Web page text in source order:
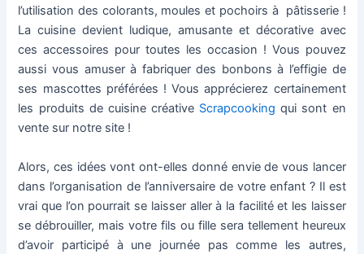
l’utilisation des colorants, moules et pochoirs à pâtisserie !
La cuisine devient ludique, amusante et décorative avec
ces accessoires pour toutes les occasion ! Vous pouvez
aussi vous amuser à fabriquer des bonbons à l’effigie de
ses mascottes préférées ! Vous apprécierez certainement
les produits de cuisine créative Scrapcooking qui sont en
vente sur notre site !
Alors, ces idées vont ont-elles donné envie de vous lancer
dans l’organisation de l’anniversaire de votre enfant ? Il est
vrai que l’on pourrait se laisser aller à la facilité et les laisser
se débrouiller, mais votre fils ou fille sera tellement heureux
d’avoir participé à une journée pas comme les autres,